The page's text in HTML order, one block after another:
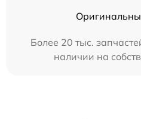
Более 20 тыс.
наличии на